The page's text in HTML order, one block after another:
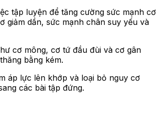
tập luyện để tăng cường sức mạnh cơ
giảm dần, sức mạnh chân suy yếu và
cơ mông, cơ tứ đầu đùi và cơ gân
bằng kém.
áp lực lên khớp và loại bỏ nguy cơ
các bài tập đứng.